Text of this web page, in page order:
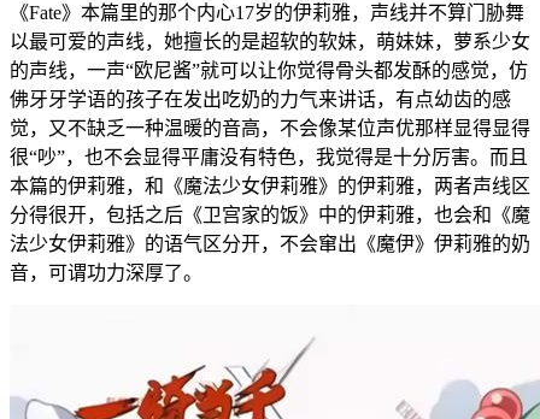
《Fate》本篇里的那个内心17岁的伊莉雅，声线并不算门胁舞
以最可爱的声线，她擅长的是超软的软妹，萌妹妹，萝系少女
的声线，一声“欧尼酱”就可以让你觉得骨头都发酥的感觉，仿
佛牙牙学语的孩子在发出吃奶的力气来讲话，有点幼齿的感
觉，又不缺乏一种温暖的音高，不会像某位声优那样显得显得
很“吵”，也不会显得平庸没有特色，我觉得是十分厉害。而且
本篇的伊莉雅，和《魔法少女伊莉雅》的伊莉雅，两者声线区
分得很开，包括之后《卫宫家的饭》中的伊莉雅，也会和《魔
法少女伊莉雅》的语气区分开，不会窜出《魔伊》伊莉雅的奶
音，可谓功力深厚了。